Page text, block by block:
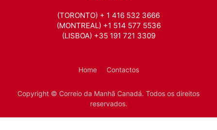
(TORONTO) + 1 416 532 3666
(MONTREAL) +1 514 577 5536
(LISBOA) +35 191 721 3309
Home Contactos
Copyright © Correio da Manhã Canadá. Todos os direitos
reservados.